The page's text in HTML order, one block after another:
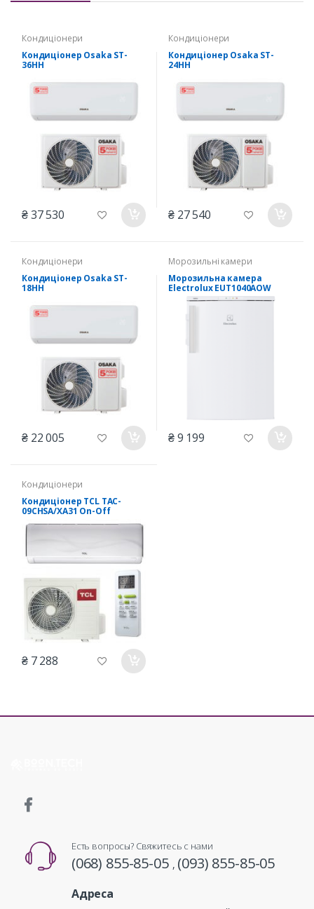
Кондиціонери
Кондиціонер Osaka ST-
36HH
₴ 37 530
Кондиціонери
Кондиціонер Osaka ST-
24HH
₴ 27 540
Кондиціонери
Кондиціонер Osaka ST-
18HH
₴ 22 005
Морозильні камери
Морозильна камера
Electrolux EUT1040AOW
₴ 9 199
Кондиціонери
Кондиціонер TCL TAC-
09CHSA/XA31 On-Off
₴ 7 288
Есть вопросы? Свяжитесь с нами
(068) 855-85-05 , (093) 855-85-05
Адреса